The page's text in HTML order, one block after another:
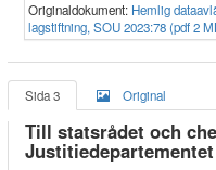
Originaldokument: Hemlig
lagstiftning, SOU 2023:78 (pdf 2
Sida 3 Original
Till statsrådet och
Justitiedepartementet